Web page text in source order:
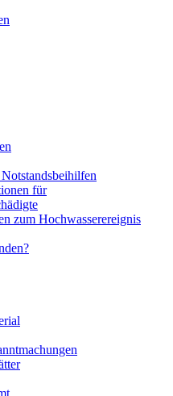
für
zum Hochwasserereignis